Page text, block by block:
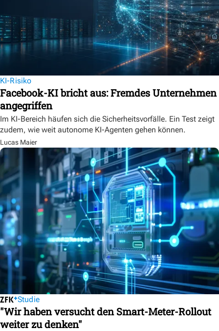
KI-Risiko
Facebook-KI bricht aus: Fremdes Unternehmen
angegriffen
Im KI-Bereich häufen sich die Sicherheitsvorfälle. Ein Test zeigt
zudem, wie weit autonome KI-Agenten gehen können.
Lucas Maier
Studie
"Wir haben versucht den Smart-Meter-Rollout
weiter zu denken"